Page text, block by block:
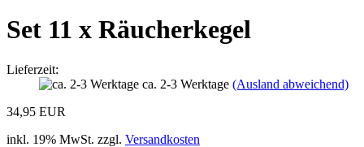
Set 11 x Räucherkegel
Lieferzeit:
ca. 2-3 Werktage (Ausland abweichend)
34,95 EUR
inkl. 19% MwSt. zzgl. Versandkosten